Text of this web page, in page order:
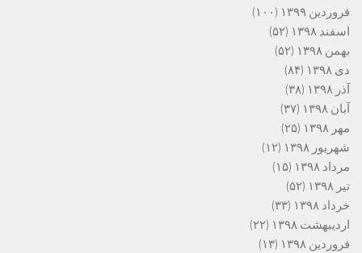
فروردین ۱۳۹۹
(۱۰۰)
اسفند ۱۳۹۸
(۵۲)
بهمن ۱۳۹۸
(۵۲)
دی ۱۳۹۸
(۸۴)
آذر ۱۳۹۸
(۳۸)
آبان ۱۳۹۸
(۳۷)
مهر ۱۳۹۸
(۲۵)
شهریور ۱۳۹۸
(۱۲)
مرداد ۱۳۹۸
(۱۵)
تیر ۱۳۹۸
(۵۲)
خرداد ۱۳۹۸
(۳۳)
اردیبهشت ۱۳۹۸
(۲۲)
فروردین ۱۳۹۸
(۱۳)